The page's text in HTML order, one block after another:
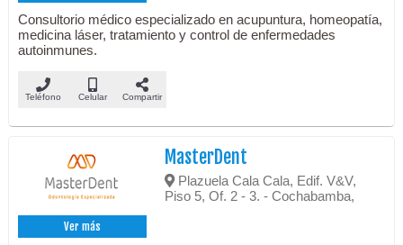
Consultorio médico especializado en acupuntura, homeopatía,
medicina láser, tratamiento y control de enfermedades
autoinmunes.
Teléfono Celular Compartir
Ver más
MasterDent
Plazuela Cala Cala, Edif. V&V,
Piso 5, Of. 2 - 3. - Cochabamba,